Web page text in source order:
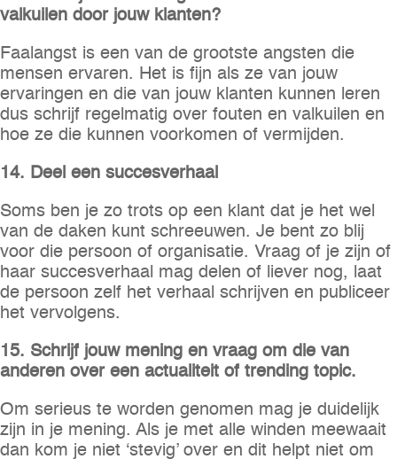
valkuilen door jouw klanten?
Faalangst is een van de grootste angsten die
mensen ervaren. Het is fijn als ze van jouw
ervaringen en die van jouw klanten kunnen leren
dus schrijf regelmatig over fouten en valkuilen en
hoe ze die kunnen voorkomen of vermijden.
14. Deel een succesverhaal
Soms ben je zo trots op een klant dat je het wel
van de daken kunt schreeuwen. Je bent zo blij
voor die persoon of organisatie. Vraag of je zijn of
haar succesverhaal mag delen of liever nog, laat
de persoon zelf het verhaal schrijven en publiceer
het vervolgens.
15. Schrijf jouw mening en vraag om die van
anderen over een actualiteit of trending topic.
Om serieus te worden genomen mag je duidelijk
zijn in je mening. Als je met alle winden meewaait
dan kom je niet ‘stevig’ over en dit helpt niet om